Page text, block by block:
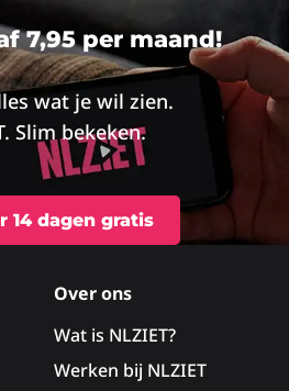
7,95 per maand!
wat je wil zien.
Slim bekeken.
14 dagen gratis
Over ons
Wat is NLZIET?
Werken bij NLZIET